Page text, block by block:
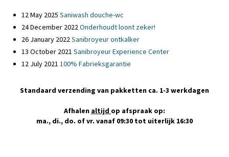
12 May 2025 Saniwash douche-wc
24 December 2022Onderhoudt loont zeker!
26 January 2022Sanibroyeur ontkalker
13 October 2021 Sanibroyeur Experience Center
12 July 2021 100% Fabrieksgarantie
Standaard verzending van pakketten ca. 1-3 werkdagen
Afhalen altijd op afspraak op:
ma., di., do. of vr. vanaf 09:30 tot uiterlijk 16:30